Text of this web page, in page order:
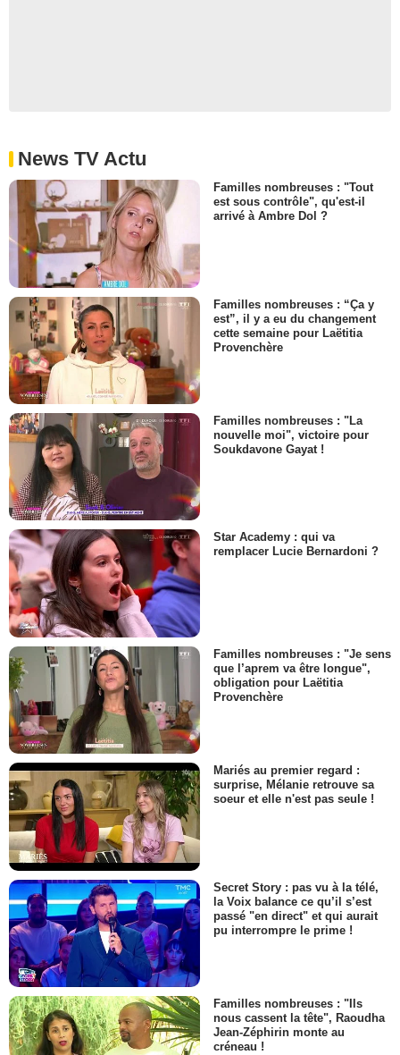
News TV Actu
Familles nombreuses : "Tout
est sous contrôle", qu'est-il
arrivé à Ambre Dol ?
Familles nombreuses : “Ça y
est”, il y a eu du changement
cette semaine pour Laëtitia
Provenchère
Familles nombreuses : "La
nouvelle moi", victoire pour
Soukdavone Gayat !
Star Academy : qui va
remplacer Lucie Bernardoni ?
Familles nombreuses : "Je sens
que l’aprem va être longue",
obligation pour Laëtitia
Provenchère
Mariés au premier regard :
surprise, Mélanie retrouve sa
soeur et elle n'est pas seule !
Secret Story : pas vu à la télé,
la Voix balance ce qu’il s’est
passé "en direct" et qui aurait
pu interrompre le prime !
Familles nombreuses : "Ils
nous cassent la tête", Raoudha
Jean-Zéphirin monte au
créneau !